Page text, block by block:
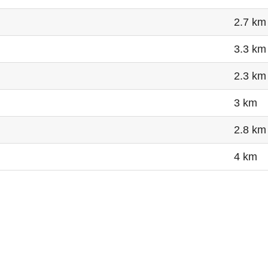
2.7 km
3.3 km
2.3 km
3 km
2.8 km
4 km